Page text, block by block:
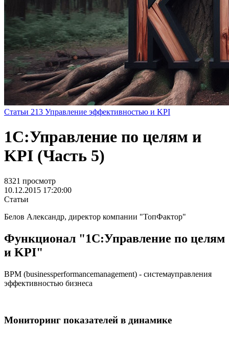
Статьи 213 Управление эффективностью и KPI
1С:Управление по целям и
KPI (Часть 5)
8321 просмотр
10.12.2015 17:20:00
Статьи
Белов Александр, директор компании "ТопФактор"
Функционал "1С:Управление по целям
и KPI"
BPM (businessperformancemanagement) - системауправления
эффективностью бизнеса
Мониторинг показателей в динамике